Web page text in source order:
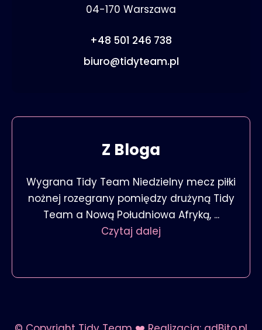
04-170 Warszawa
+48 501 246 738
biuro@tidyteam.pl
Z Bloga
Wygrana Tidy Team Niedzielny mecz piłki
nożnej rozegrany pomiędzy drużyną Tidy
Team a Nową Południowa Afryką, ...
Czytaj dalej